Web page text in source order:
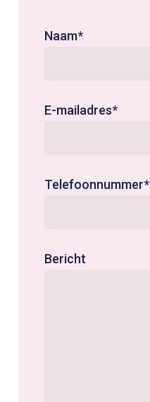
Naam*
E-mailadres*
Telefoonnummer*
Bericht